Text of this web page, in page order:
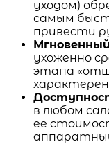
уходом)
самым
привести
ухоженно
этапа
в любом
ее